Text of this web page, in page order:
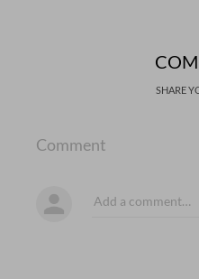
SHARE
Comment